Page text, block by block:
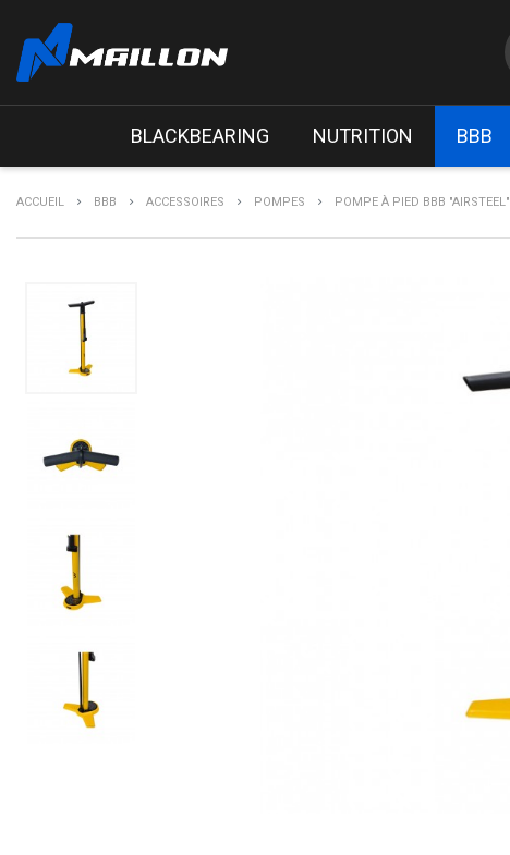
BLACKBEARING NUTRITION BBB
ACCUEIL BBB ACCESSOIRES POMPES POMPE À PIED BBB "AIRSTEEL"